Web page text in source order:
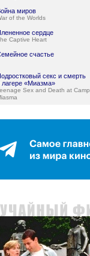
миров
of the Worlds
сердце
Captive Heart
счастье
секс и смерть
лагере «Миазма»
Sex and Death at Camp